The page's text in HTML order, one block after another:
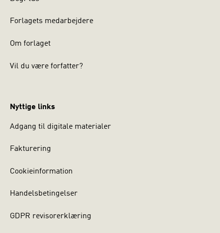
Forlagets medarbejdere
Om forlaget
Vil du være forfatter?
Nyttige links
Adgang til digitale materialer
Fakturering
Cookieinformation
Handelsbetingelser
GDPR revisorerklæring